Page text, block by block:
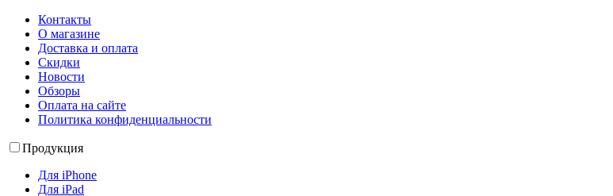
Контакты
О магазине
Доставка и оплата
Скидки
Новости
Обзоры
Оплата на сайте
Политика конфиденциальности
Продукция
Для iPhone
Для iPad